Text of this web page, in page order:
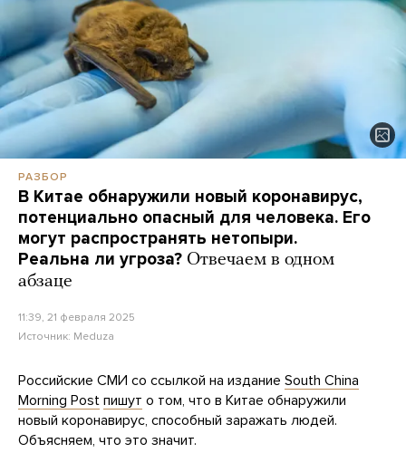
РАЗБОР
В Китае обнаружили новый коронавирус,
потенциально опасный для человека. Его
могут распространять нетопыри.
Реальна ли угроза? Отвечаем в одном
абзаце
11:39, 21 февраля 2025
Источник: Meduza
Российские СМИ со ссылкой на издание South China
Morning Post пишут о том, что в Китае обнаружили
новый коронавирус, способный заражать людей.
Объясняем, что это значит.